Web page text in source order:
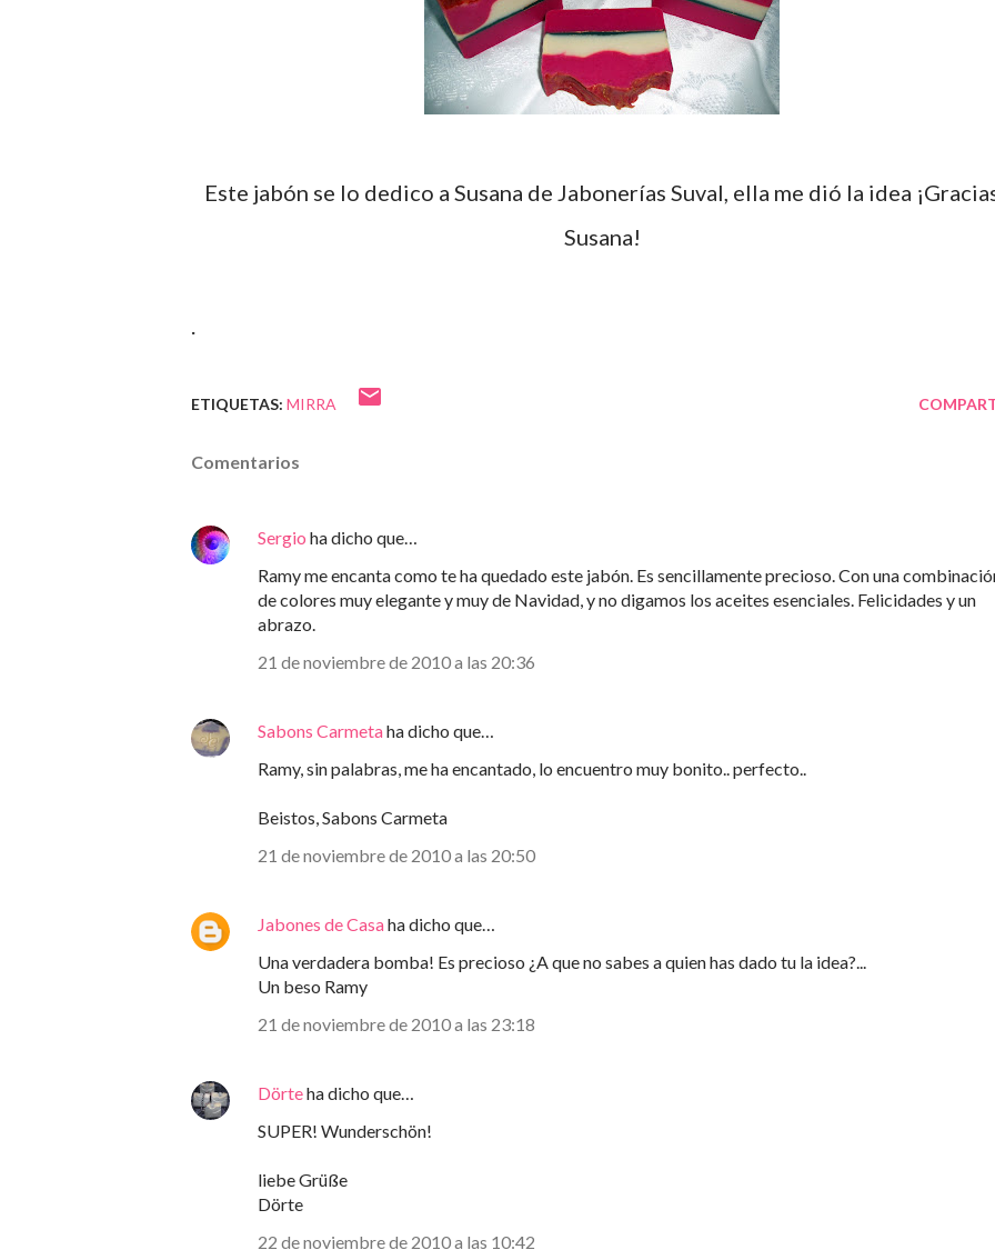
Este jabón se lo dedico a Susana de Jabonerías Suval, ella me dió la idea ¡Gracias
Susana!
.
ETIQUETAS: MIRRA
Comentarios
Sergio ha dicho que…
Ramy me encanta como te ha quedado este jabón. Es sencillamente precioso. Con una
de colores muy elegante y muy de Navidad, y no digamos los aceites esenciales. Felicidades y un
abrazo.
21 de noviembre de 2010 a las 20:36
Sabons Carmetaha dicho que…
Ramy, sin palabras, me ha encantado, lo encuentro muy bonito.. perfecto..
Beistos, Sabons Carmeta
21 de noviembre de 2010 a las 20:50
Jabones de Casaha dicho que…
Una verdadera bomba! Es precioso ¿A que no sabes a quien has dado tu la idea?...
Un beso Ramy
21 de noviembre de 2010 a las 23:18
Dörteha dicho que…
SUPER! Wunderschön!
liebe Grüße
Dörte
22 de noviembre de 2010 a las 10:42